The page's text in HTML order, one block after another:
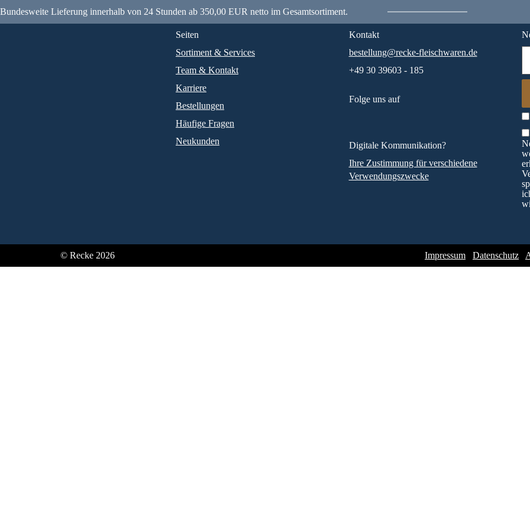
Bundesweite Lieferung innerhalb von 24 Stunden ab 350,00 EUR netto im Gesamtsortiment.
Seiten
Sortiment & Services
Team & Kontakt
Karriere
Bestellungen
Häufige Fragen
Neukunden
Kontakt
bestellung@recke-fleischwaren.de
+49 30 39603 - 185
Folge uns auf
Digitale Kommunikation?
Ihre Zustimmung für verschiedene
Verwendungszwecke
© Recke 2026 Impressum Datenschutz